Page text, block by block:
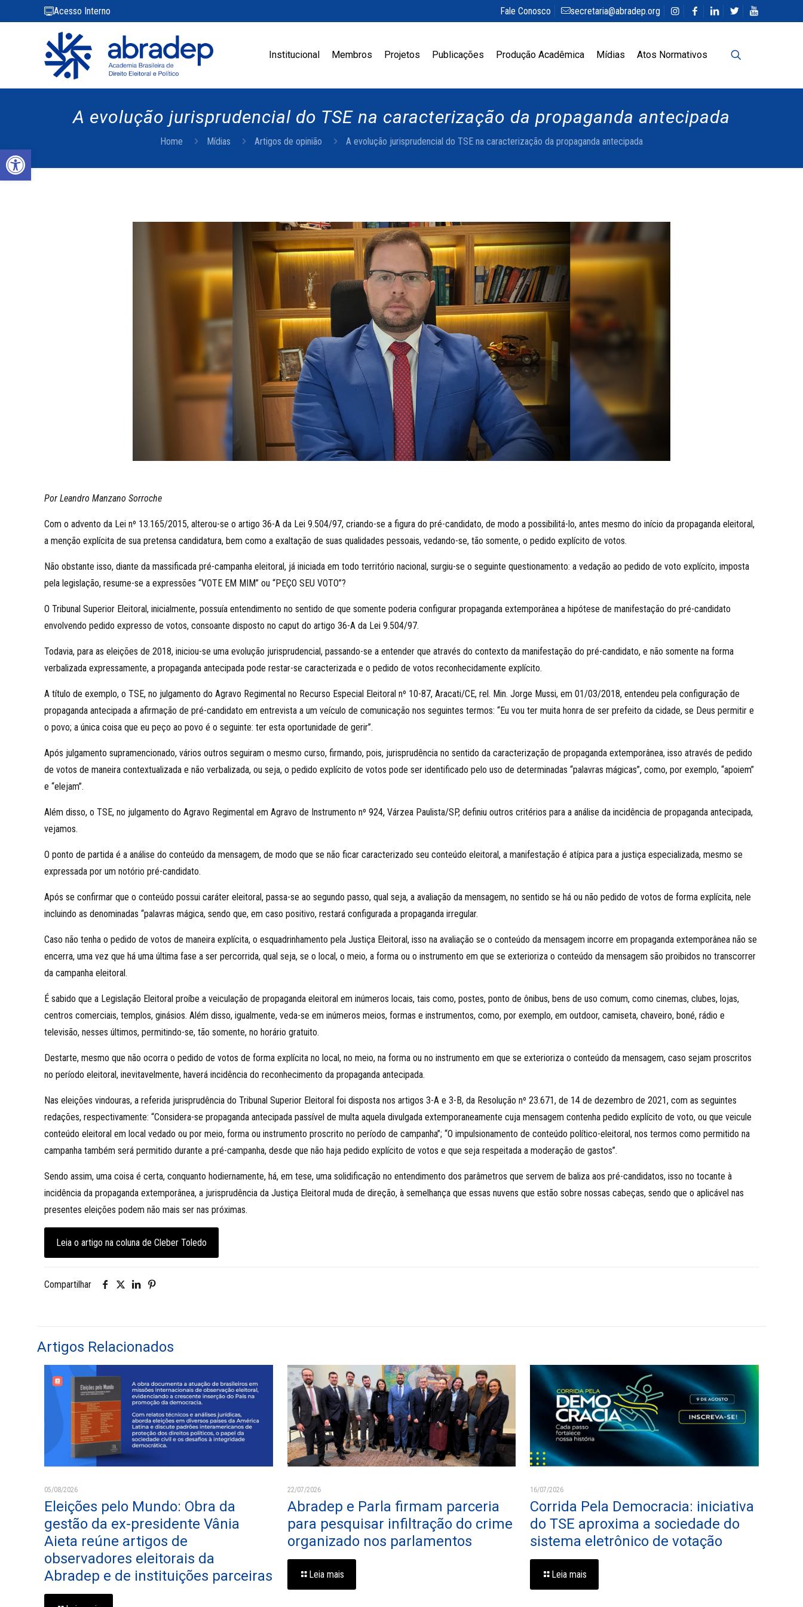
Abrir a barra de ferramentas
Acesso Interno Fale Conosco secretaria@abradep.org
Institucional Membros Projetos Publicações Produção Acadêmica Mídias Atos Normativos
A evolução jurisprudencial do TSE na caracterização da propaganda antecipada
Home Mídias Artigos de opinião A evolução jurisprudencial do TSE na caracterização da propaganda antecipada
Por Leandro Manzano Sorroche
Com o advento da Lei nº 13.165/2015, alterou-se o artigo 36-A da Lei 9.504/97, criando-se a figura do pré-candidato, de modo a possibilitá-lo, antes mesmo do início da propaganda eleitoral,
a menção explícita de sua pretensa candidatura, bem como a exaltação de suas qualidades pessoais, vedando-se, tão somente, o pedido explícito de votos.
Não obstante isso, diante da massificada pré-campanha eleitoral, já iniciada em todo território nacional, surgiu-se o seguinte questionamento: a vedação ao pedido de voto explícito, imposta
pela legislação, resume-se a expressões “VOTE EM MIM” ou “PEÇO SEU VOTO”?
O Tribunal Superior Eleitoral, inicialmente, possuía entendimento no sentido de que somente poderia configurar propaganda extemporânea a hipótese de manifestação do pré-candidato
envolvendo pedido expresso de votos, consoante disposto no caput do artigo 36-A da Lei 9.504/97.
Todavia, para as eleições de 2018, iniciou-se uma evolução jurisprudencial, passando-se a entender que através do contexto da manifestação do pré-candidato, e não somente na forma
verbalizada expressamente, a propaganda antecipada pode restar-se caracterizada e o pedido de votos reconhecidamente explícito.
A título de exemplo, o TSE, no julgamento do Agravo Regimental no Recurso Especial Eleitoral nº 10-87, Aracati/CE, rel. Min. Jorge Mussi, em 01/03/2018, entendeu pela configuração de
propaganda antecipada a afirmação de pré-candidato em entrevista a um veículo de comunicação nos seguintes termos: “Eu vou ter muita honra de ser prefeito da cidade, se Deus permitir e
o povo; a única coisa que eu peço ao povo é o seguinte: ter esta oportunidade de gerir”.
Após julgamento supramencionado, vários outros seguiram o mesmo curso, firmando, pois, jurisprudência no sentido da caracterização de propaganda extemporânea, isso através de pedido
de votos de maneira contextualizada e não verbalizada, ou seja, o pedido explícito de votos pode ser identificado pelo uso de determinadas “palavras mágicas”, como, por exemplo, “apoiem”
e “elejam”.
Além disso, o TSE, no julgamento do Agravo Regimental em Agravo de Instrumento nº 924, Várzea Paulista/SP, definiu outros critérios para a análise da incidência de propaganda antecipada,
vejamos.
O ponto de partida é a análise do conteúdo da mensagem, de modo que se não ficar caracterizado seu conteúdo eleitoral, a manifestação é atípica para a justiça especializada, mesmo se
expressada por um notório pré-candidato.
Após se confirmar que o conteúdo possui caráter eleitoral, passa-se ao segundo passo, qual seja, a avaliação da mensagem, no sentido se há ou não pedido de votos de forma explícita, nele
incluindo as denominadas “palavras mágica, sendo que, em caso positivo, restará configurada a propaganda irregular.
Caso não tenha o pedido de votos de maneira explícita, o esquadrinhamento pela Justiça Eleitoral, isso na avaliação se o conteúdo da mensagem incorre em propaganda extemporânea não se
encerra, uma vez que há uma última fase a ser percorrida, qual seja, se o local, o meio, a forma ou o instrumento em que se exterioriza o conteúdo da mensagem são proibidos no transcorrer
da campanha eleitoral.
É sabido que a Legislação Eleitoral proíbe a veiculação de propaganda eleitoral em inúmeros locais, tais como, postes, ponto de ônibus, bens de uso comum, como cinemas, clubes, lojas,
centros comerciais, templos, ginásios. Além disso, igualmente, veda-se em inúmeros meios, formas e instrumentos, como, por exemplo, em outdoor, camiseta, chaveiro, boné, rádio e
televisão, nesses últimos, permitindo-se, tão somente, no horário gratuito.
Destarte, mesmo que não ocorra o pedido de votos de forma explícita no local, no meio, na forma ou no instrumento em que se exterioriza o conteúdo da mensagem, caso sejam proscritos
no período eleitoral, inevitavelmente, haverá incidência do reconhecimento da propaganda antecipada.
Nas eleições vindouras, a referida jurisprudência do Tribunal Superior Eleitoral foi disposta nos artigos 3-A e 3-B, da Resolução nº 23.671, de 14 de dezembro de 2021, com as seguintes
redações, respectivamente: “Considera-se propaganda antecipada passível de multa aquela divulgada extemporaneamente cuja mensagem contenha pedido explícito de voto, ou que veicule
conteúdo eleitoral em local vedado ou por meio, forma ou instrumento proscrito no período de campanha”; “O impulsionamento de conteúdo político-eleitoral, nos termos como permitido na
campanha também será permitido durante a pré-campanha, desde que não haja pedido explícito de votos e que seja respeitada a moderação de gastos”.
Sendo assim, uma coisa é certa, conquanto hodiernamente, há, em tese, uma solidificação no entendimento dos parâmetros que servem de baliza aos pré-candidatos, isso no tocante à
incidência da propaganda extemporânea, a jurisprudência da Justiça Eleitoral muda de direção, à semelhança que essas nuvens que estão sobre nossas cabeças, sendo que o aplicável nas
presentes eleições podem não mais ser nas próximas.
Leia o artigo na coluna de Cleber Toledo
Compartilhar
Artigos Relacionados
05/08/2026
Eleições pelo Mundo: Obra da
gestão da ex-presidente Vânia
Aieta reúne artigos de
observadores eleitorais da
Abradep e de instituições parceiras
22/07/2026
Abradep e Parla firmam parceria
para pesquisar infiltração do crime
organizado nos parlamentos
Leia mais
16/07/2026
Corrida Pela Democracia: iniciativa
do TSE aproxima a sociedade do
sistema eletrônico de votação
Leia mais